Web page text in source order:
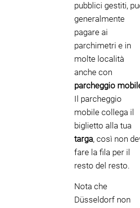
pubblici gestiti,
generalmente
pagare ai
parchimetri e in
molte località
anche con
parcheggio
Il parcheggio
mobile collega il
biglietto alla tua
targa, così non
fare la fila per il
resto del resto.
Nota che
Düsseldorf non